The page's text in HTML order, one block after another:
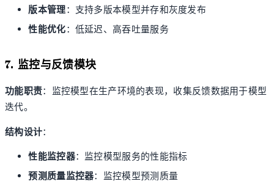
版本管理：支持多版本模型并存和灰度发布
性能优化：低延迟、高吞吐量服务
7. 监控与反馈模块
功能职责：监控模型在生产环境的表现，收集反馈数据用于模型
迭代。
结构设计：
性能监控器：监控模型服务的性能指标
预测质量监控器：监控模型预测质量